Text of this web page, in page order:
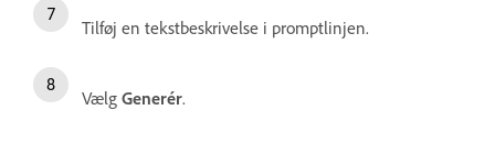
Tilføj en tekstbeskrivelse i promptlinjen.
Vælg Generér.